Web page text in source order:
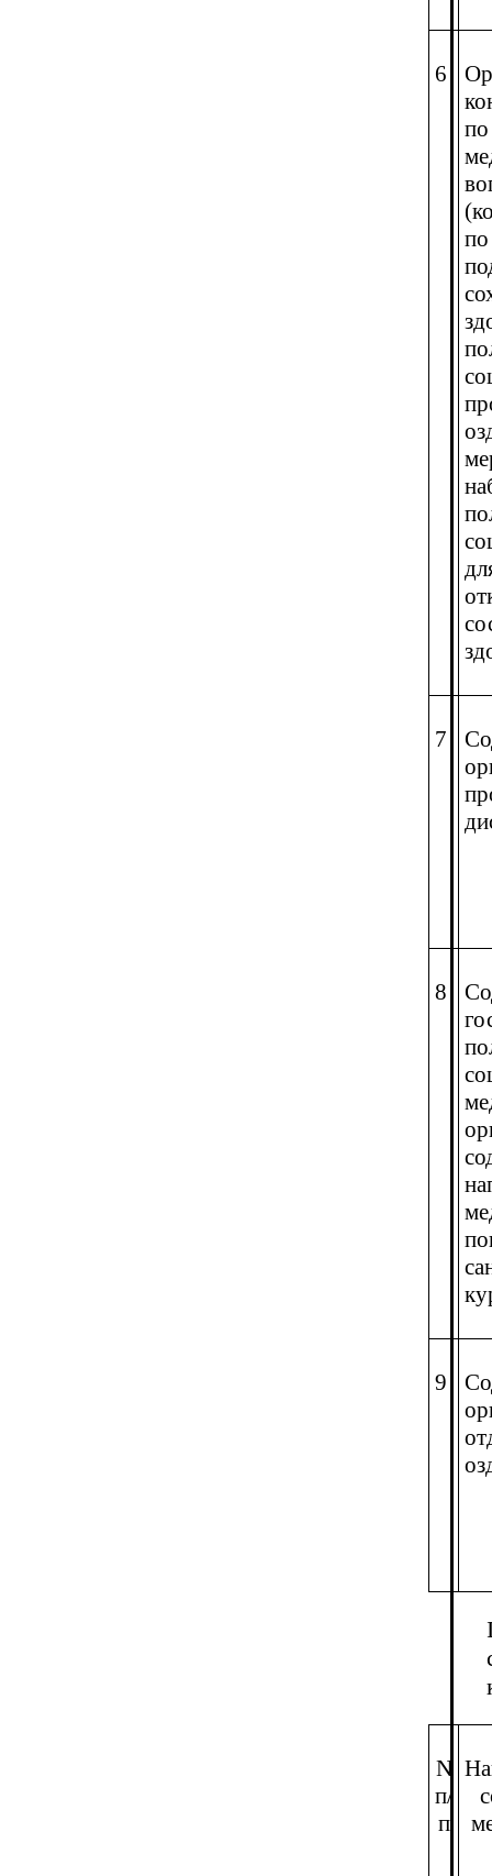
6
7
8
9
N
п/
п